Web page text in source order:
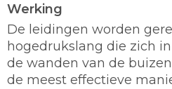
Werking
De leidingen worden
hogedrukslang die zich
de wanden van de
de meest effectieve